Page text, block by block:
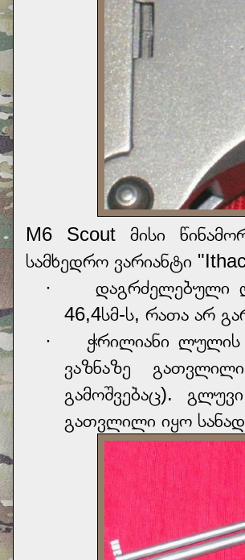
M6 Scout მისი
სამხედრო ვარიანტი
· დაგრძელებული
46,4სმ-ს, რათა არ
· ჭრილიანი ლულის
ვაზნაზე
გამოშვებაც).
გათვლილი იყო